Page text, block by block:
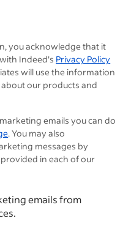
you acknowledge that it
Indeed's Privacy Policy
will use the information
our products and
emails you can do
. You may also
messages by
in each of our
emails from